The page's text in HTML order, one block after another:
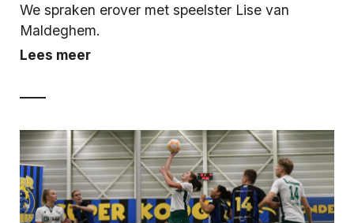
We spraken erover met speelster Lise van
Maldeghem.
Lees meer